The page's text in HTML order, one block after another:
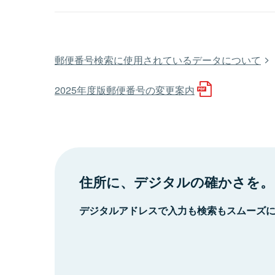
郵便番号検索に使用されているデータについて
2025年度版郵便番号の変更案内
住所に、デジタルの確かさを。
デジタルアドレスで入力も検索もスムーズ